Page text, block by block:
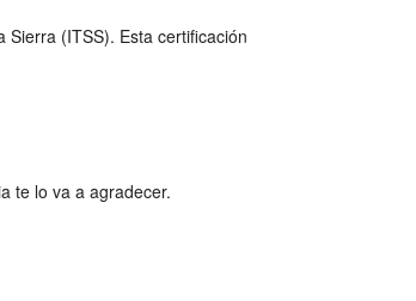
(ITSS). Esta certificación
te lo va a agradecer.